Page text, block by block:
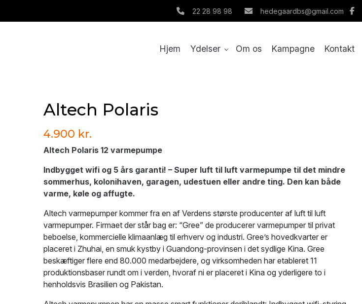
22 28 98 98 hedegaardbs@gmail.com
Hjem Ydelser Om os Kampagne Kontakt
Altech Polaris
4.900 kr.
Altech Polaris 12 varmepumpe
Indbygget wifi og 5 års garanti! –Super luft til luft varmepumpe til det mindre
sommerhus, kolonihaven, garagen, udestuen eller andre ting. Den kan både
varme, køle og affugte.
Altech varmepumper kommer fra en af Verdens største producenter af luft til luft
varmepumper. Firmaet der står bag er: “Gree” de producerer varmepumper til privat
beboelse, kommercielle klimaanlæg til erhverv og industri. Gree’s hovedkvarter er
placeret i Zhuhai, en smuk kystby i Guandong-provinsen i det sydlige Kina. Gree
beskæftiger flere end 80.000 medarbejdere, og virksomheden har etableret 11
produktionsbaser rundt om i verden, hvoraf ni er placeret i Kina og yderligere to i
henholdsvis Brasilien og Pakistan.